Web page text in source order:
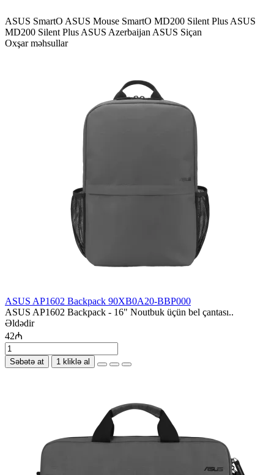
ASUS SmartO ASUS Mouse SmartO MD200 Silent Plus ASUS
MD200 Silent Plus ASUS Azerbaijan ASUS Siçan
Oxşar məhsullar
ASUS AP1602 Backpack 90XB0A20-BBP000
ASUS AP1602 Backpack - 16" Noutbuk üçün bel çantası..
Əldədir
42₼
Səbətə at 1 kliklə al